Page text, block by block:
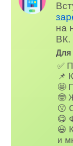
на
ВК.
Для
✅
📌
🤩
🤓
😗
😋
😃
и